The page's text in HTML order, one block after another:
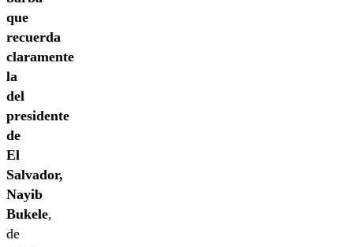
que
recuerda
claramente
la
del
presidente
de
El
Salvador,
Nayib
Bukele,
de